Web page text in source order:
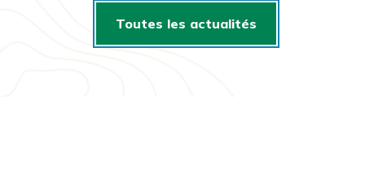
Toutes les actualités